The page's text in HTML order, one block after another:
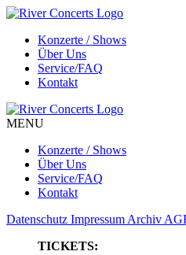
Konzerte / Shows
Über Uns
Service/FAQ
Kontakt
MENU
Konzerte / Shows
Über Uns
Service/FAQ
Kontakt
Datenschutz Impressum Archiv
TICKETS: